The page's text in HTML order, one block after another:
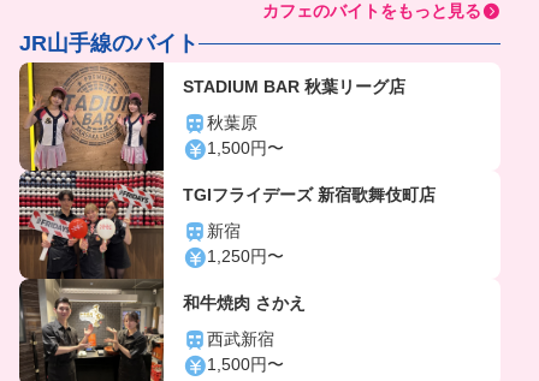
カフェのバイトをもっと見る
JR山手線のバイト
STADIUM BAR 秋葉リーグ店
秋葉原
1,500円〜
TGIフライデーズ 新宿歌舞伎町店
新宿
1,250円〜
和牛焼肉 さかえ
西武新宿
1,500円〜